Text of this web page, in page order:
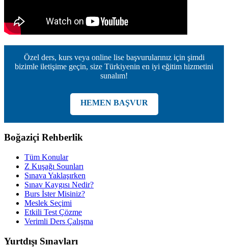
Özel ders, kurs veya online lise başvurularınız için şimdi
bizimle iletişime geçin, size Türkiyenin en iyi eğitim hizmetini
sunalım!
HEMEN BAŞVUR
Boğaziçi Rehberlik
Tüm Konular
Z Kuşağı Sounları
Sınava Yaklaşırken
Sınav Kaygısı Nedir?
Burs İster Misiniz?
Meslek Seçimi
Etkili Test Çözme
Verimli Ders Çalışma
Yurtdışı Sınavları